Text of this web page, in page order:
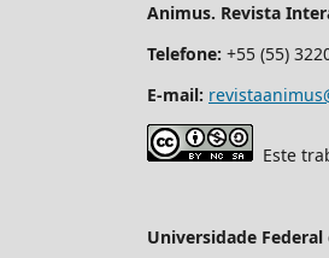
Animus. Revista
Telefone: +55 (55)
E-mail:
Este
Universidade Federal